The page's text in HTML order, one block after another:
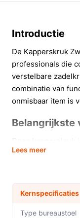
Introductie
De Kapperskruk
professionals die
verstelbare
combinatie van
onmisbaar item is
Belangrijkste
gedachten en
optimale
belasting van
Draaibaar
Lees meer
Kernspecificaties
Type bureaustoel